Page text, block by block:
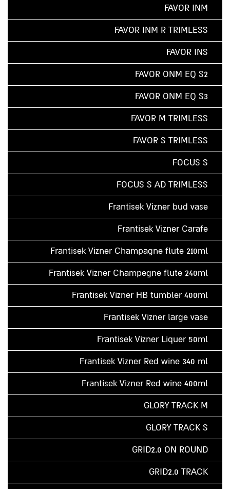
FAVOR INM
FAVOR INM R TRIMLESS
FAVOR INS
FAVOR ONM EQ S2
FAVOR ONM EQ S3
FAVOR M TRIMLESS
FAVOR S TRIMLESS
FOCUS S
FOCUS S AD TRIMLESS
Frantisek Vizner bud vase
Frantisek Vizner Carafe
Frantisek Vizner Champagne flute 210ml
Frantisek Vizner Champegne flute 240ml
Frantisek Vizner HB tumbler 400ml
Frantisek Vizner large vase
Frantisek Vizner Liquer 50ml
Frantisek Vizner Red wine 340 ml
Frantisek Vizner Red wine 400ml
GLORY TRACK M
GLORY TRACK S
GRID2.0 ON ROUND
GRID2.0 TRACK